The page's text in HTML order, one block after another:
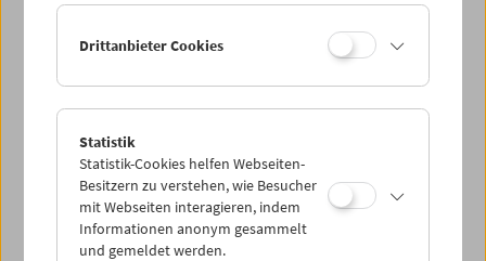
Sa 13.12.
PROGRAMM ÜBERBLICK
Drittanbieter Cookies
Statistik
Statistik-Cookies helfen Webseiten-
Besitzern zu verstehen, wie Besucher
mit Webseiten interagieren, indem
Informationen anonym gesammelt
und gemeldet werden.